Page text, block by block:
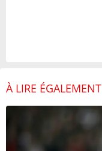
À LIRE ÉGALEMENT